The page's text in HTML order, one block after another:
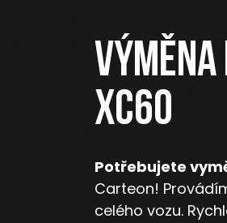
XC60
Potřebujete
Carteon!
celého vozu.